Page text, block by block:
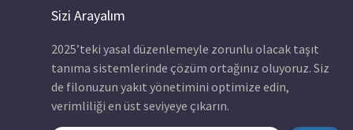
Sizi Arayalım
2025’teki yasal düzenlemeyle zorunlu olacak taşıt
tanıma sistemlerinde çözüm ortağınız oluyoruz. Siz
de filonuzun yakıt yönetimini optimize edin,
verimliliği en üst seviyeye çıkarın.